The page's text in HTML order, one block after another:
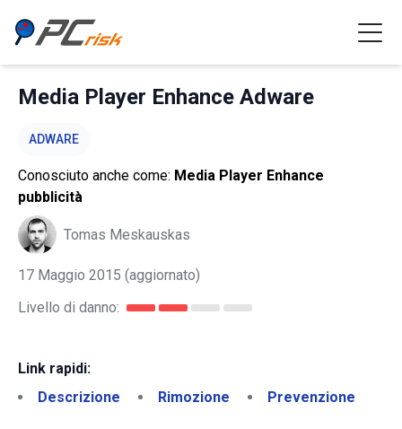
Media Player Enhance Adware
ADWARE
Conosciuto anche come: Media Player Enhance
pubblicità
Tomas Meskauskas
17 Maggio 2015 (aggiornato)
Livello di danno:
Link rapidi:
Descrizione
Rimozione Prevenzione